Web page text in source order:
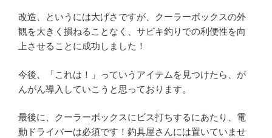
改造、というには大げさですが、クーラーボックスの外
観を大きく損ねることなく、サビキ釣りでの利便性を向
上させることに成功しました！
今後、「これは！」っていうアイテムを見つけたら、が
んがん導入していこうと思っております。
最後に、クーラーボックスにビス打ちするにあたり、電
動ドライバーは必須です！釣具屋さんには置いていませ